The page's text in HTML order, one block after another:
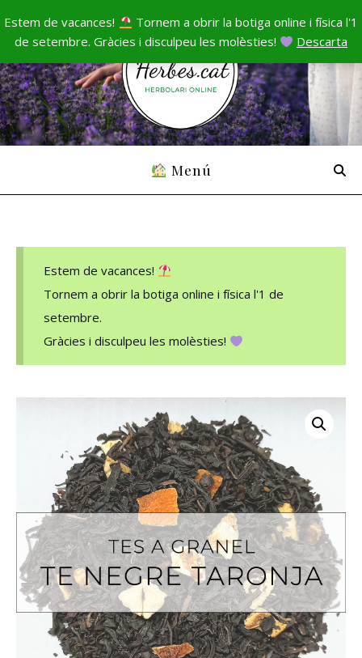
Menú
Estem de vacances!
Tornem a obrir la botiga online i física l'1 de
setembre.
Gràcies i disculpeu les molèsties!
Estem de vacances!
Tornem a obrir la botiga online i física l'1
de setembre. Gràcies i disculpeu les molèsties!
Descarta